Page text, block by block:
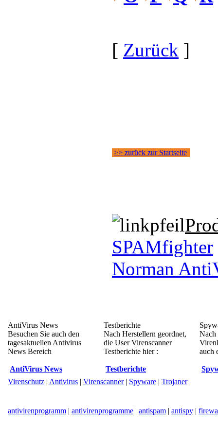
[ Zurück ]
>> zurück zur Startseite
SPAMfighter
Norman
AntiVirus News
Besuchen Sie auch den
tagesaktuellen Antivirus
News Bereich
AntiVirus News
Testberichte
Nach Herstellern geordnet,
die User Virenscanner
Testberichte hier :
Testberichte
Nach
auch
Virenschutz | Antivirus | Virenscanner| Spyware | Trojaner
antivirenprogramm | antivirenprogramme | antispam | antispy |